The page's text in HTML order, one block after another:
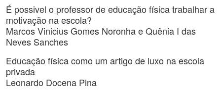
É possivel o professor de educação física trabalhar a
motivação na escola?
Marcos Vinicius Gomes Noronha e Quênia I das
Neves Sanches
Educação física como um artigo de luxo na escola
privada
Leonardo Docena Pina